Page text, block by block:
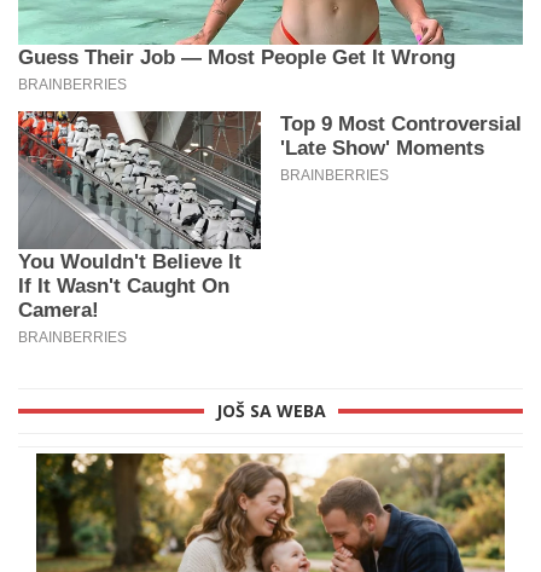
JOŠ SA WEBA